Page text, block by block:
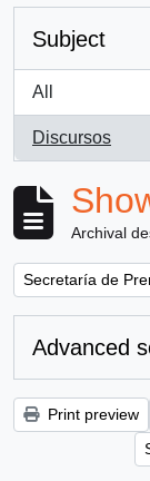
Subject
All
Discursos
, 1 results
Archival
Remove filter:
Secretaría de
Advanced
Print preview